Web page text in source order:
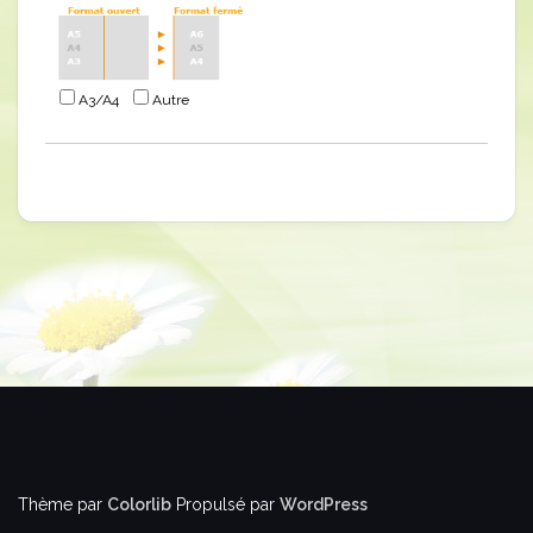
A3/A4 Autre
Thème par Colorlib Propulsé par WordPress